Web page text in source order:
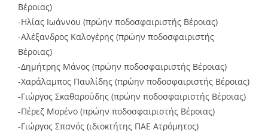
Βέροιας)
-Ηλίας Ιωάννου (πρώην ποδοσφαιριστής Βέροιας)
-Αλέξανδρος Καλογέρης (πρώην ποδοσφαιριστής
Βέροιας)
-Δημήτρης Μάνος (πρώην ποδοσφαιριστής Βέροιας)
-Χαράλαμπος Παυλίδης (πρώην ποδοσφαιριστής Βέροιας)
-Γιώργος Σκαθαρούδης (πρώην ποδοσφαιριστής Βέροιας)
-Πέρεζ Μορένο (πρώην ποδοσφαιριστής Βέροιας)
-Γιώργος Σπανός (ιδιοκτήτης ΠΑΕ Ατρόμητος)